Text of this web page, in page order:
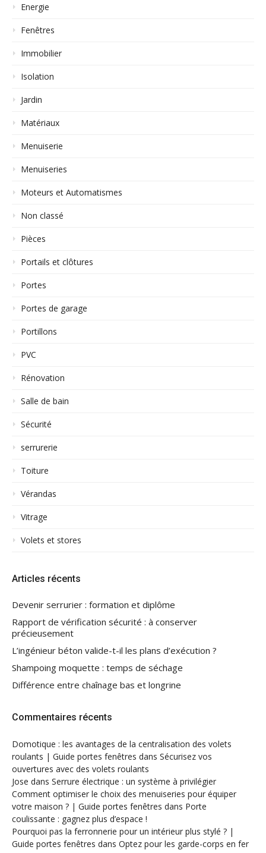
Energie
Fenêtres
Immobilier
Isolation
Jardin
Matériaux
Menuiserie
Menuiseries
Moteurs et Automatismes
Non classé
Pièces
Portails et clôtures
Portes
Portes de garage
Portillons
PVC
Rénovation
Salle de bain
Sécurité
serrurerie
Toiture
Vérandas
Vitrage
Volets et stores
Articles récents
Devenir serrurier : formation et diplôme
Rapport de vérification sécurité : à conserver
précieusement
L’ingénieur béton valide-t-il les plans d’exécution ?
Shampoing moquette : temps de séchage
Différence entre chaînage bas et longrine
Commentaires récents
Domotique : les avantages de la centralisation des volets
roulants | Guide portes fenêtres dans Sécurisez vos
ouvertures avec des volets roulants
Jose dans Serrure électrique : un système à privilégier
Comment optimiser le choix des menuiseries pour équiper
votre maison ? | Guide portes fenêtres dans Porte
coulissante : gagnez plus d’espace !
Pourquoi pas la ferronnerie pour un intérieur plus stylé ? |
Guide portes fenêtres dans Optez pour les garde-corps en fer